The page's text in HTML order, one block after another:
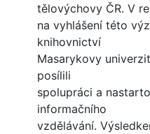
tělovýchovy ČR. V
na vyhlášení této
knihovnictví
Masarykovy
posílili
spolupráci a
informačního
vzdělávání.